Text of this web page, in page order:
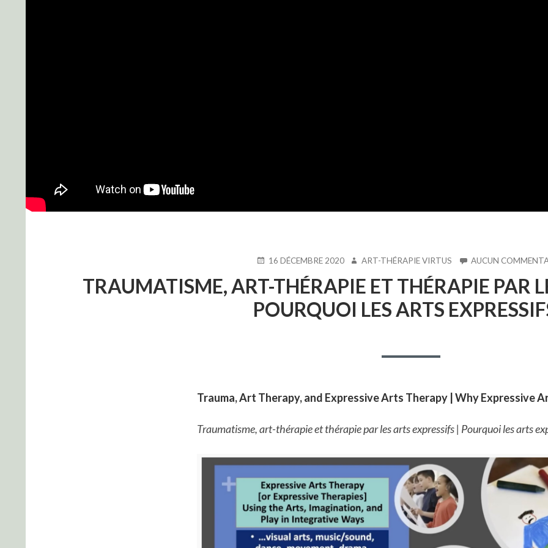
PUBLIÉ16 DÉCEMBRE 2020 AUTEUR
ART-THÉRAPIE VIRTUS AUCUN
TRAUMATISME, ART-THÉRAPIE ET THÉRAPIE PAR
POURQUOI LES ARTS
Trauma, Art Therapy, and Expressive Arts Therapy | Why Expressive
Traumatisme, art-thérapie et thérapie par les arts expressifs | Pourquoi les arts